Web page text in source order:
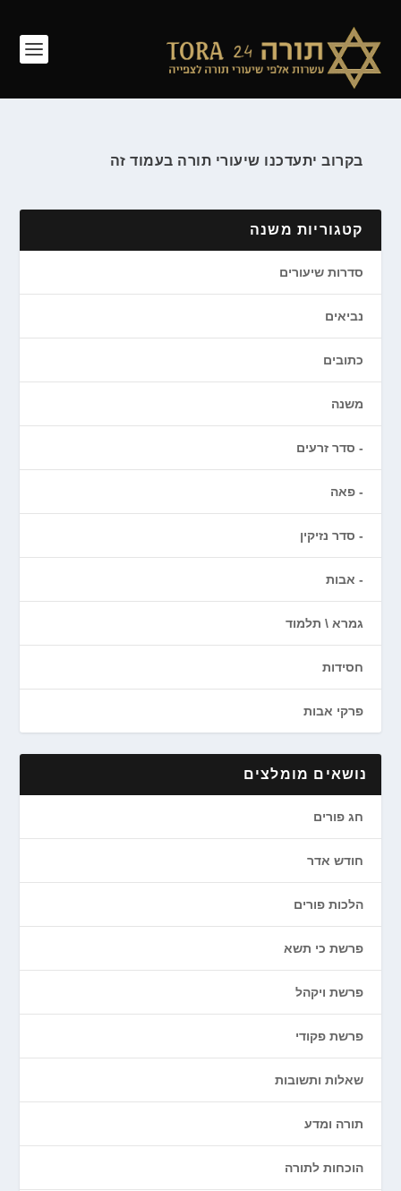
בקרוב יתעדכנו שיעורי תורה בעמוד זה
קטגוריות משנה
סדרות שיעורים
נביאים
כתובים
משנה
סדר זרעים
פאה
סדר נזיקין
אבות
גמרא \ תלמוד
חסידות
פרקי אבות
נושאים מומלצים
חג פורים
חודש אדר
הלכות פורים
פרשת כי תשא
פרשת ויקהל
פרשת פקודי
שאלות ותשובות
תורה ומדע
הוכחות לתורה